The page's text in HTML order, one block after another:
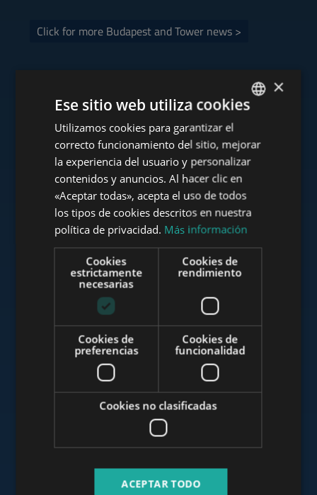
Click for more Budapest and Tower news >
Consulte nuestra cartera
www.tower-investments.com
www.towerassistance.com
www.budapestluxuryapartments.hu
www.budapestoffices.net
ENGLISH
HUNGARIAN
FRENCH
SPANISH
RUSSIAN
×
Ese sitio web utiliza cookies
Utilizamos cookies para garantizar el
correcto funcionamiento del sitio, mejorar
la experiencia del usuario y personalizar
contenidos y anuncios. Al hacer clic en
«Aceptar todas», acepta el uso de todos
los tipos de cookies descritos en nuestra
política de privacidad. Más información
Cookies
estrictamente
necesarias
Cookies de
rendimiento
Cookies de
preferencias
Cookies de
funcionalidad
Cookies no clasificadas
ACEPTAR TODO